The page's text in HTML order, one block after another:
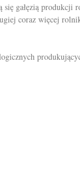
gałęzią produkcji
coraz więcej